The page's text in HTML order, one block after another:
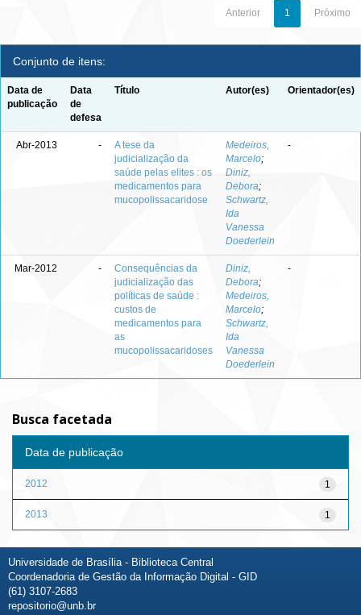
Anterior 1 Próximo
Conjunto de itens:
Data de
publicação
Data
de
defesa
Título Autor(es) Orientador(es)
Abr-2013 -
A tese da
judicialização da
saúde pelas elites : os
medicamentos para
mucopolissacaridose
Medeiros,
Marcelo;
Diniz,
Debora;
Schwartz,
Ida
Vanessa
Doederlein
-
Mar-2012 -
Consequências da
judicialização das
políticas de saúde :
custos de
medicamentos para
as
mucopolissacaridoses
Diniz,
Debora;
Medeiros,
Marcelo;
Schwartz,
Ida
Vanessa
Doederlein
-
Busca facetada
Data de publicação
1
2012
1
2013
Universidade de Brasília - Biblioteca Central
Coordenadoria de Gestão da Informação Digital - GID
(61) 3107-2683
repositorio@unb.br